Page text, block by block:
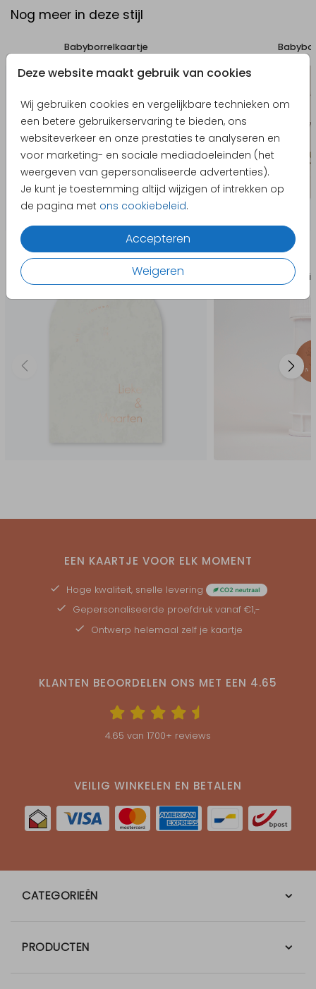
Deze website maakt gebruik van cookies
Wij gebruiken cookies en vergelijkbare technieken om
een betere gebruikerservaring te bieden, ons
websiteverkeer en onze prestaties te analyseren en
voor marketing- en sociale mediadoeleinden (het
weergeven van gepersonaliseerde advertenties).
Je kunt je toestemming altijd wijzigen of intrekken op
de pagina met ons cookiebeleid.
Accepteren
Weigeren
Nog meer in deze stijl
Babyborrelkaartje
Producten die hierop lijken
EEN KAARTJE VOOR ELK MOMENT
Hoge kwaliteit, snelle levering
Gepersonaliseerde proefdruk vanaf €1,-
Ontwerp helemaal zelf je kaartje
KLANTEN BEOORDELEN ONS MET EEN 4.65
4.65 van 1700+ reviews
VEILIG WINKELEN EN BETALEN
CATEGORIEËN
PRODUCTEN